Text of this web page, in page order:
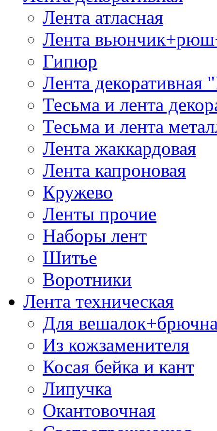
Лента атласная
Лента
Гипюр
Лента декоративная
Тесьма и лента
Тесьма и лента
Лента жаккардовая
Лента капроновая
Кружево
Ленты прочие
Наборы лент
Шитье
Воротники
Лента техническая
Для
Из кожзаменителя
Косая бейка и кант
Липучка
Окантовочная